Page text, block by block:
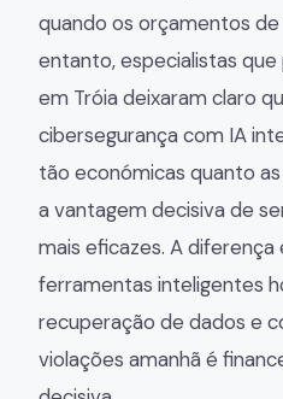
quando os orçamentos de
entanto, especialistas
em Tróia deixaram claro
cibersegurança com IA
tão económicas quanto
a vantagem decisiva de
mais eficazes. A
ferramentas inteligentes
recuperação de dados e
violações amanhã é